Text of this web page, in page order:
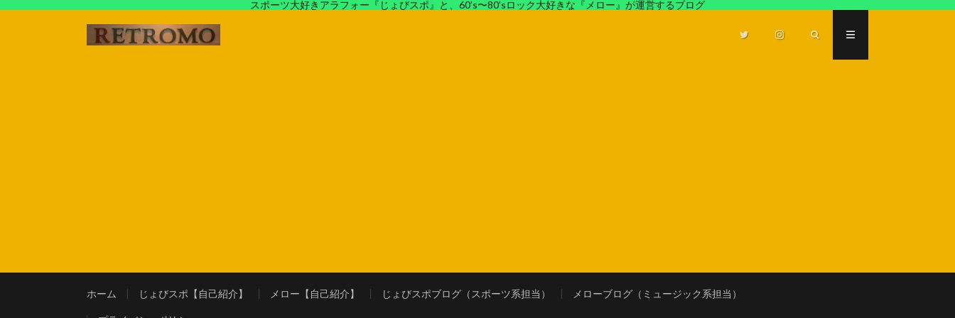
スポーツ大好きアラフォー『じょびスポ』と、60’s〜80’sロック大好きな『メロー』が運営するブログ
ホーム じょびスポ【自己紹介】 メロー【自己紹介】 じょびスポブログ（スポーツ系担当） メローブログ（ミュージック系担当）